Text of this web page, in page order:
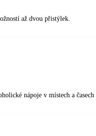
až dvou přistýlek.
nápoje v místech a časech